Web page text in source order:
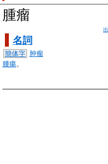
腫瘤
名詞
簡体字 肿瘤
腫瘍。